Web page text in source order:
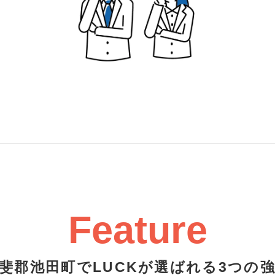
Feature
郡池田町でLUCKが選ばれる3つの